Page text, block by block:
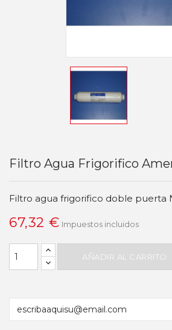
Filtro Agua Frigorifico
Filtro agua frigorifico doble puerta
67,32 € Impuestos incluidos
AÑADIR AL CARRITO